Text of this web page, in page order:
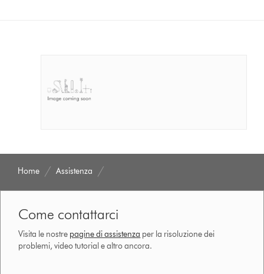
Home Assistenza
Come contattarci
Visita le nostre pagine di assistenza per la risoluzione dei
problemi, video tutorial e altro ancora.